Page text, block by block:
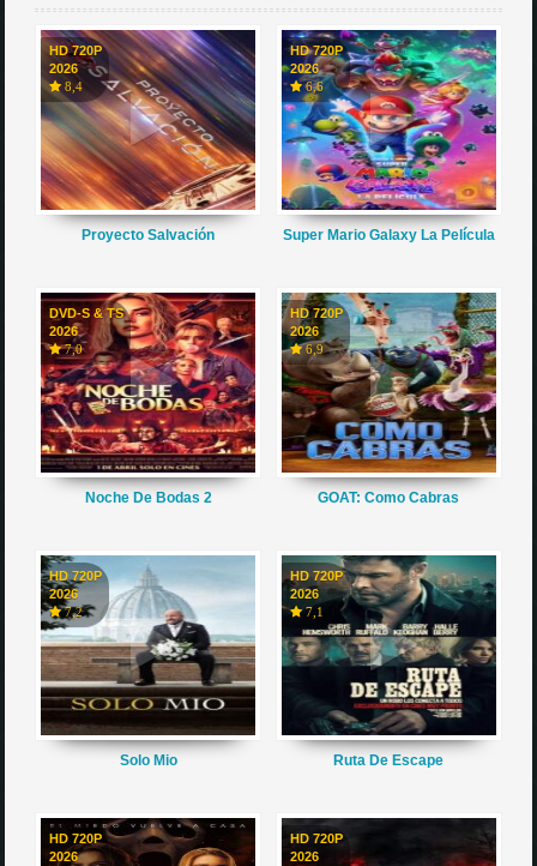
HD 720P
2026
8,4
Proyecto Salvación
HD 720P
2026
6,6
Super Mario Galaxy La Película
DVD-S & TS
2026
7,0
Noche De Bodas 2
HD 720P
2026
6,9
GOAT: Como Cabras
HD 720P
2026
7,2
Solo Mio
HD 720P
2026
7,1
Ruta De Escape
HD 720P
2026
HD 720P
2026